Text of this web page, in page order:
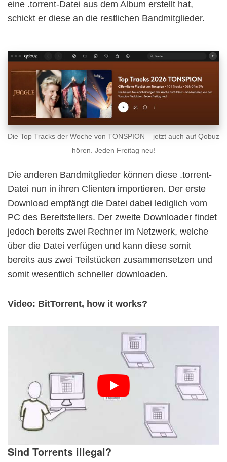
eine .torrent-Datei aus dem Album erstellt hat,
schickt er diese an die restlichen Bandmitglieder.
Die Top Tracks der Woche von TONSPION – jetzt auch auf Qobuz
hören. Jeden Freitag neu!
Die anderen Bandmitglieder können diese .torrent-
Datei nun in ihren Clienten importieren. Der erste
Download empfängt die Datei dabei lediglich vom
PC des Bereitstellers. Der zweite Downloader findet
jedoch bereits zwei Rechner im Netzwerk, welche
über die Datei verfügen und kann diese somit
bereits aus zwei Teilstücken zusammensetzen und
somit wesentlich schneller downloaden.
Video: BitTorrent, how it works?
Sind Torrents illegal?